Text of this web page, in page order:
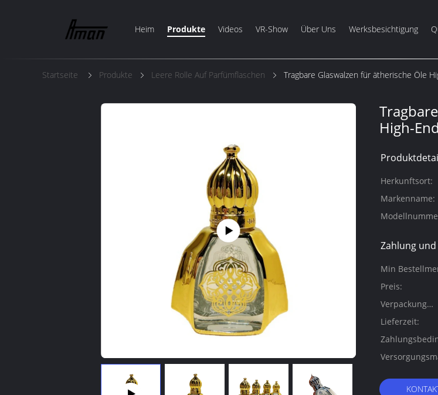
Heim Produkte Videos VR-Show Über Uns Werksbesichtigung
Startseite Produkte Leere Rolle Auf Parfümflaschen Tragbare Glaswalzen für ätherische Öle
High-
Herkunftsort:
Markenname:
Zahlung und
Min
Preis:
Verpackung
Informationen:
Lieferzeit: